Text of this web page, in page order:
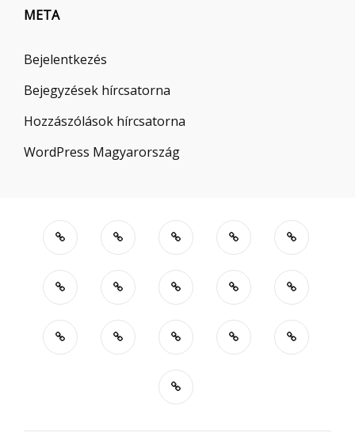
META
Bejelentkezés
Bejegyzések hírcsatorna
Hozzászólások hírcsatorna
WordPress Magyarország